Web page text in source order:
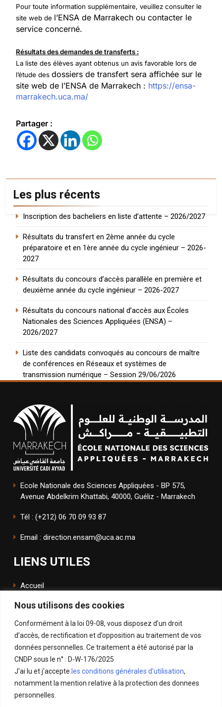
Nous utilisons des cookies
Conformément à la loi 09-08, vous disposez d’un droit
d’accès, de rectification et d’opposition au traitement de vos
données personnelles. Ce traitement a été autorisé par la
CNDP sous le n° : D-W-176/2025
J'ai lu et j'accepte les conditions générales d'utilisation,
notamment la mention relative à la protection des donnees
personnelles.
Pour toute information supplémentaire, veuillez consulter le
site web de l’ENSA de Marrakech ou contacter le
service concerné.
Résultats des demandes de transferts :
La liste des élèves ayant obtenus un avis favorable lors de
l’étude des dossiers de transfert sera affichée sur le
site web de l’ENSA de Marrakech : https://ensa-
marrakech.uca.ma/
Partager :
Les plus récents
Inscription des bacheliers en liste d’attente – 2026/2027
Résultats du transfert en 2ème année du cycle
préparatoire et en 1ère année du cycle ingénieur – 2026-
2027
Résultats du concours d’accès parallèle en première et
deuxième année du cycle ingénieur – 2026-2027
Résultats du concours national d’accès aux Écoles
Nationales des Sciences Appliquées (ENSA) –
2026/2027
Liste des candidats convoqués au concours de maître
de conférences en Réseaux et systèmes de
transmission numérique – Session 29/06/2026
Ecole Nationale des Sciences Appliquées - BP 575,
Avenue Abdelkrim Khattabi, 40000, Guéliz - Marrakech
Tél : (+212) 06 70 09 93 87
Email : direction.ensam@uca.ac.ma
LIENS UTILES
Accueil
L'école
ENSApp
SUIVEZ NOUS
Facebook
Instagram